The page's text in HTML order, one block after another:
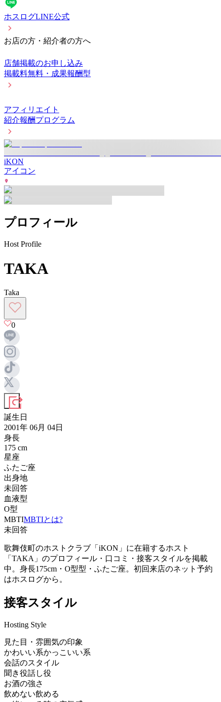
ホスログLINE公式
お店の方・紹介者の方へ
店舗掲載のお申し込み
掲載料無料・成果報酬型
アフィリエイト
紹介報酬プログラム
iKON
アイコン
プロフィール
Host Profile
TAKA
Taka
0
誕生日
2001年 06月 04日
身長
175 cm
星座
ふたご座
出身地
未回答
血液型
O型
MBTIMBTIとは?
未回答
歌舞伎町のホストクラブ「iKON」に在籍するホスト
「TAKA」のプロフィール・口コミ・接客スタイルを掲載
中。身長175cm・O型型・ふたご座。初回来店のネット予約
はホスログから。
接客スタイル
Hosting Style
見た目・雰囲気の印象
かわいい系かっこいい系
会話のスタイル
聞き役話し役
お酒の強さ
飲めない飲める